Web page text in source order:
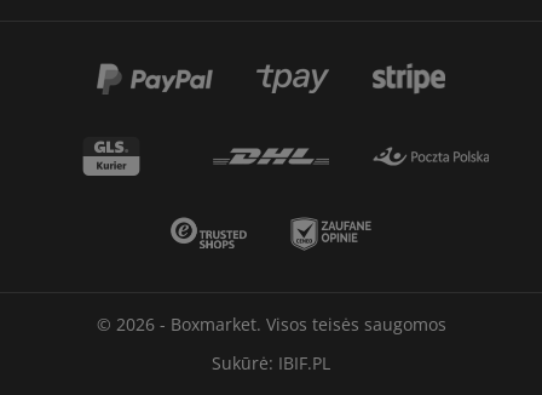
© 2026 - Boxmarket. Visos teisės saugomos
Sukūrė: IBIF.PL